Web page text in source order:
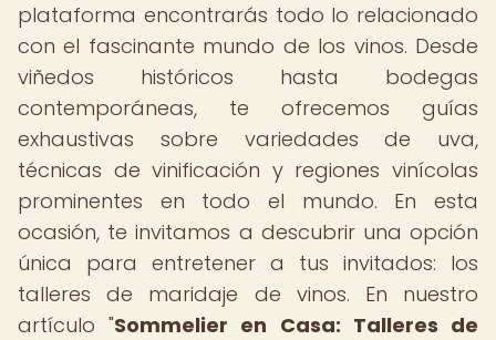
plataforma encontrarás todo lo relacionado
con el fascinante mundo de los vinos. Desde
viñedos históricos hasta bodegas
contemporáneas, te ofrecemos guías
exhaustivas sobre variedades de uva,
técnicas de vinificación y regiones vinícolas
prominentes en todo el mundo. En esta
ocasión, te invitamos a descubrir una opción
única para entretener a tus invitados: los
talleres de maridaje de vinos. En nuestro
artículo "Sommelier en Casa: Talleres de